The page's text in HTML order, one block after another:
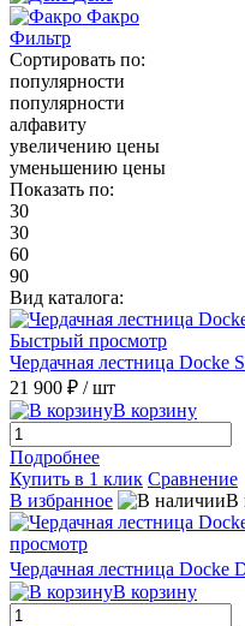
Факро
Фильтр
Сортировать по:
популярности
популярности
алфавиту
увеличению цены
уменьшению цены
Показать по:
30
30
60
90
Вид каталога:
Быстрый просмотр
Чердачная лестница Docke
21 900 ₽ / шт
В корзину
Подробнее
Купить в 1 клик Сравнение
В избранное
В
просмотр
Чердачная лестница Docke
В корзину